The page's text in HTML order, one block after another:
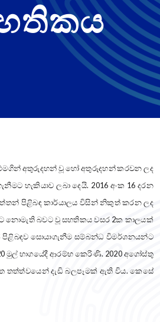
අතුරුදහන් වූ හෝ අතුරුදහන් කරවන ලද
හැකියාව ලබා දෙයි. 2016 අංක 16 දරන
පිළිබඳ කාර්යාලය විසින් නිකුත් කරන ලද
නොමැති බවට වූ සහතිකය වසර 2ක කාලයක්
සොයාගැනීම සම්බන්ධ විමර්ශනයන්ට
මුල් භාගයේදී ආරම්භ කෙරිණි. 2020 අගෝස්තු
තත්ත්වයෙන් දැඩි බලපෑමක් ඇති විය. කෙසේ